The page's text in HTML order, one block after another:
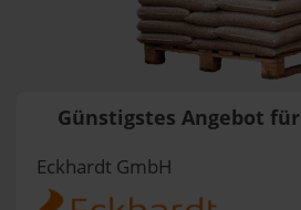
Günstigstes Angebot für
Eckhardt GmbH